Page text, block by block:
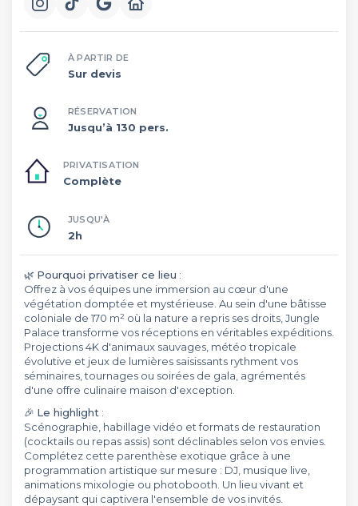
À PARTIR DE
Sur devis
RÉSERVATION
Jusqu’à 130 pers.
PRIVATISATION
Complète
JUSQU'À
2h
🌿 Pourquoi privatiser ce lieu :
Offrez à vos équipes une immersion au cœur d'une
végétation domptée et mystérieuse. Au sein d'une bâtisse
coloniale de 170 m² où la nature a repris ses droits, Jungle
Palace transforme vos réceptions en véritables expéditions.
Projections 4K d'animaux sauvages, météo tropicale
évolutive et jeux de lumières saisissants rythment vos
séminaires, tournages ou soirées de gala, agrémentés
d'une offre culinaire maison d'exception.
🎉 Le highlight :
Scénographie, habillage vidéo et formats de restauration
(cocktails ou repas assis) sont déclinables selon vos envies.
Complétez cette parenthèse exotique grâce à une
programmation artistique sur mesure : DJ, musique live,
animations mixologie ou photobooth. Un lieu vivant et
dépaysant qui captivera l'ensemble de vos invités.